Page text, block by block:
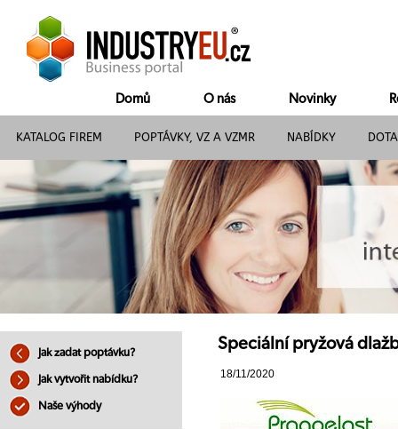
Domů O nás Novinky
KATALOG FIREM POPTÁVKY, VZ A VZMR NABÍDKY
Jak zadat poptávku?
Jak vytvořit nabídku?
Naše výhody
Speciální pryžová
18/11/2020